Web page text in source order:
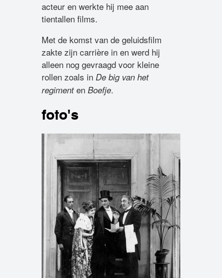
acteur en werkte hij mee aan
tientallen films.
Met de komst van de geluidsfilm
zakte zijn carrière in en werd hij
alleen nog gevraagd voor kleine
rollen zoals in De big van het
regimenten Boefje.
foto's